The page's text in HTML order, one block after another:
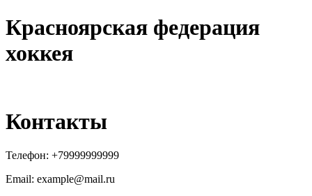
Красноярская федерация
хоккея
Контакты
Телефон: +79999999999
Email: example@mail.ru